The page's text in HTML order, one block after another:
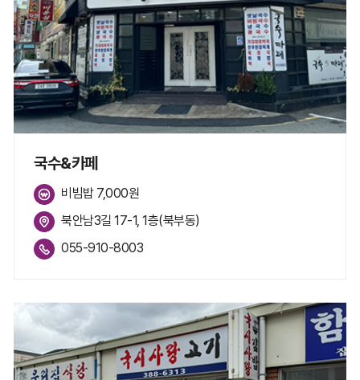
국수&카페
비빔밥 7,000원
북안남3길 17-1, 1층(북부동)
055-910-8003